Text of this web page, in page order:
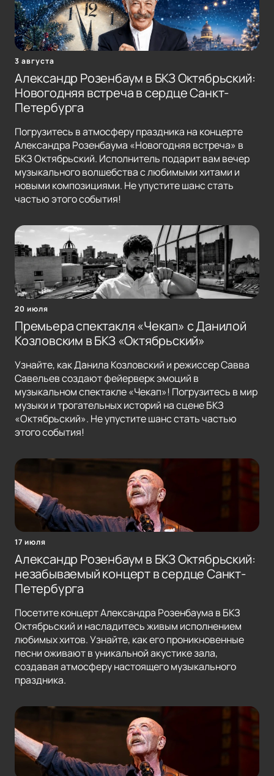
3 августа
Александр Розенбаум в БКЗ Октябрьский:
Новогодняя встреча в сердце Санкт-
Петербурга
Погрузитесь в атмосферу праздника на концерте
Александра Розенбаума «Новогодняя встреча» в
БКЗ Октябрьский. Исполнитель подарит вам вечер
музыкального волшебства с любимыми хитами и
новыми композициями. Не упустите шанс стать
частью этого события!
20 июля
Премьера спектакля «Чекап» с Данилой
Козловским в БКЗ «Октябрьский»
Узнайте, как Данила Козловский и режиссер Савва
Савельев создают фейерверк эмоций в
музыкальном спектакле «Чекап»! Погрузитесь в мир
музыки и трогательных историй на сцене БКЗ
«Октябрьский». Не упустите шанс стать частью
этого события!
17 июля
Александр Розенбаум в БКЗ Октябрьский:
незабываемый концерт в сердце Санкт-
Петербурга
Посетите концерт Александра Розенбаума в БКЗ
Октябрьский и насладитесь живым исполнением
любимых хитов. Узнайте, как его проникновенные
песни оживают в уникальной акустике зала,
создавая атмосферу настоящего музыкального
праздника.